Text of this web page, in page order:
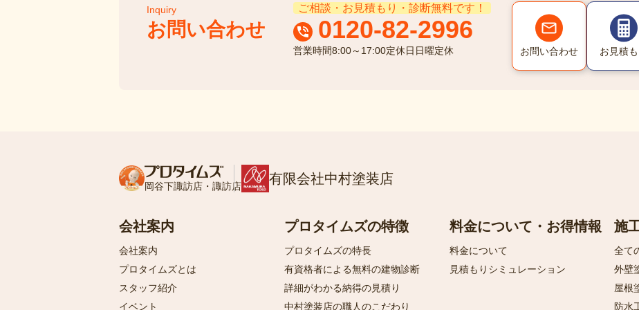
お問い合わせ
Inquiry ご相談・お見積もり・診断無料です！
0120-82-2996
営業時間8:00～17:00定休日 日曜定休 お問い合わせ お見積も
岡谷下諏訪店・諏訪店 有限会社中村塗装店
会社案内
会社案内
プロタイムズとは
スタッフ紹介
イベント
プロタイムズの特徴
プロタイムズの特長
有資格者による無料の建物診断
詳細がわかる納得の見積り
中村塗装店の職人のこだわり
料金について・お得情報
料金について
見積もりシミュレーション
施
全て
外壁
屋根
防水